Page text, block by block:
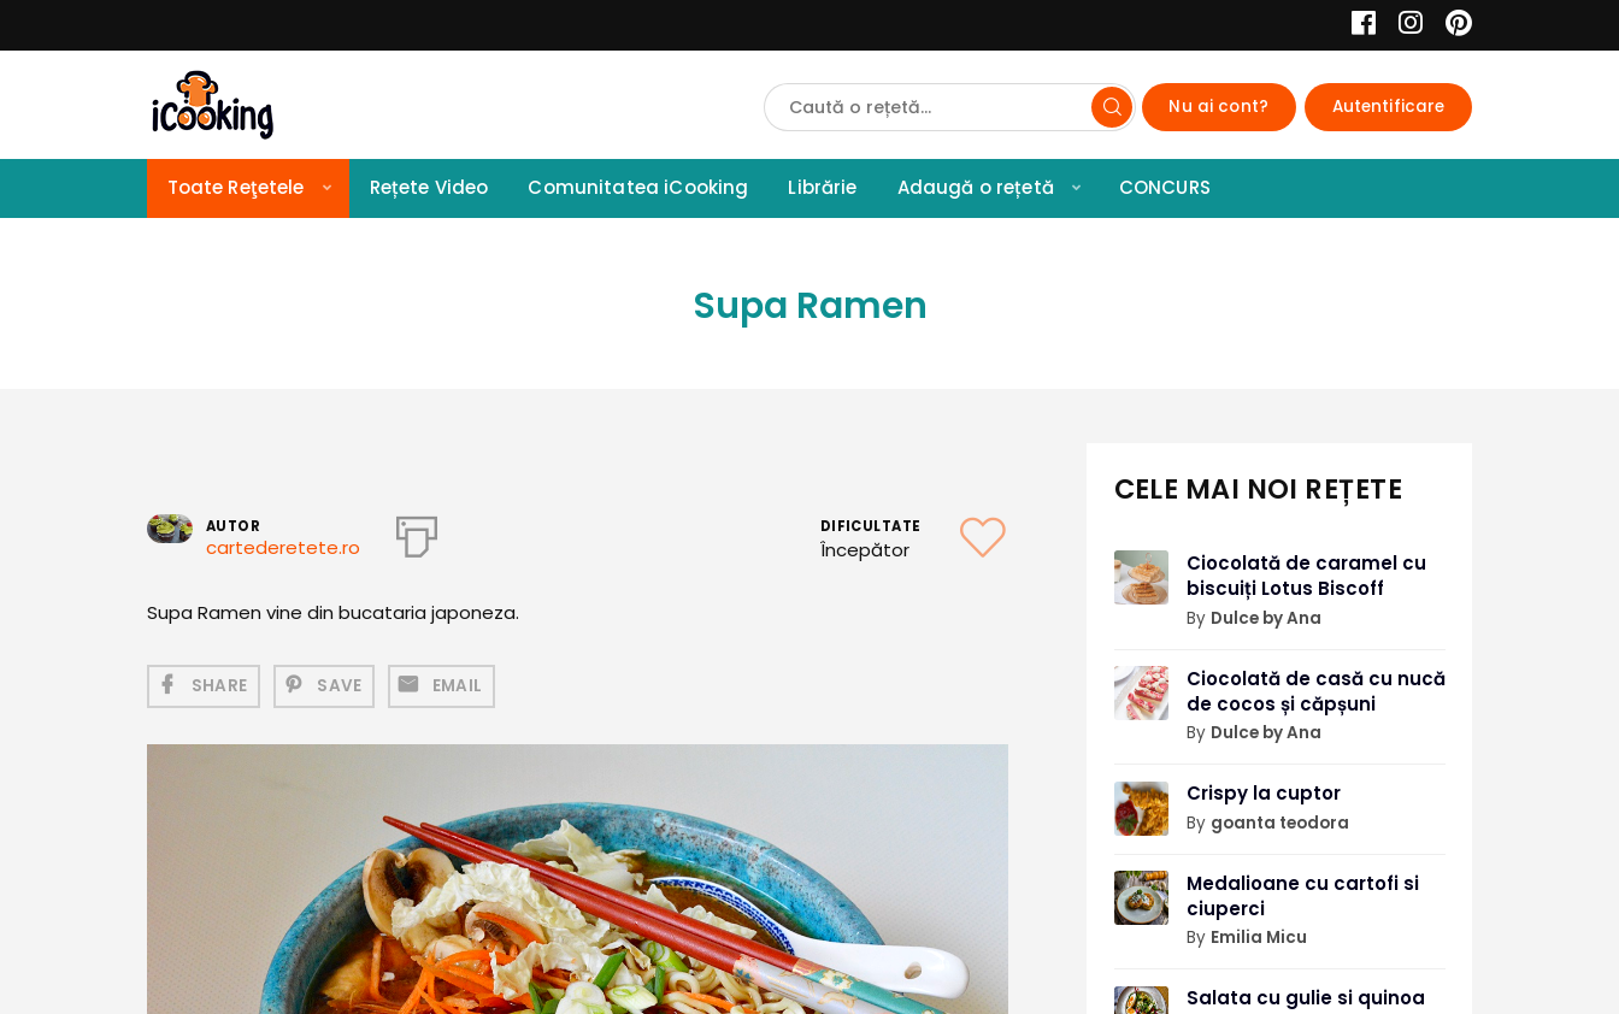
Cauta
Retete
Nu ai cont? Autentificare
Toate Reţetele Rețete Video Comunitatea iCooking Librărie Adaugă o rețetă CONCURS
Supa Ramen
AUTOR
cartederetete.ro
DIFICULTATE
Începător
Supa Ramen vine din bucataria japoneza.
SHARE SAVE EMAIL
CELE MAI NOI REȚETE
Ciocolată de caramel cu
biscuiți Lotus Biscoff
By Dulce by Ana
Ciocolată de casă cu nucă
de cocos și căpșuni
By Dulce by Ana
Crispy la cuptor
By goanta teodora
Medalioane cu cartofi si
ciuperci
By Emilia Micu
Salata cu gulie si quinoa